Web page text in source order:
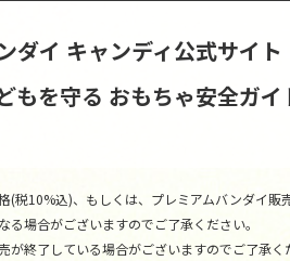
ダイ キャンディ公式サイト
もを守る おもちゃ安全ガイ
10%込)、もしくは、プレミアムバンダイ販
場合がございますのでご了承ください。
終了している場合がございますのでご了承く